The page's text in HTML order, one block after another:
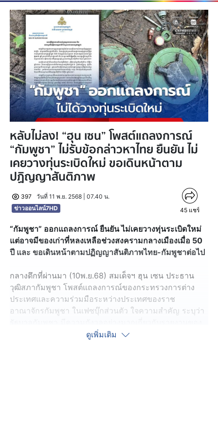
หลับไม่ลง! “ฮุน เซน” โพสต์แถลงการณ์
“กัมพูชา” ไม่รับข้อกล่าวหาไทย ยืนยัน ไม่
เคยวางทุ่นระเบิดใหม่ ขอเดินหน้าตาม
ปฏิญญาสันติภาพ
397
วันที่ 11 พ.ย. 2568 | 07.40 น.
ข่าวออนไลน์7HD
45 แชร์
“กัมพูชา” ออกแถลงการณ์ ยืนยัน ไม่เคยวางทุ่นระเบิดใหม่
แต่อาจมีของเก่าที่หลงเหลือช่วงสงครามกลางเมืองเมื่อ 50
ปี และ ขอเดินหน้าตามปฏิญญาสันติภาพไทย-กัมพูชาต่อไป
กลางดึกที่ผ่านมา (10พ.ย.68) สมเด็จฯ ฮุน เซน ประธาน
วุฒิสภากัมพูชา โพสต์แถลงการณ์ของกระทรวงการต่าง
ประเทศและความร่วมมือระหว่างประเทศของราช
อาณาจักรกัมพูชา ในเฟซบุ๊กส่วนตัว ใจความสำคัญ ระบุว่า
สื่อมวลชนที่อ้างถึงแถลงการณ์ของผู้นำไทย วึ่งระบุว่า
ดูเพิ่มเติม